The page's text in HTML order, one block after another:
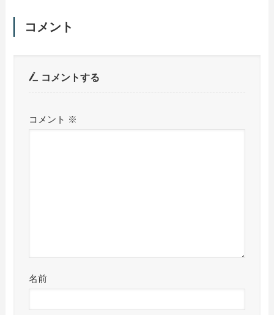
コメント
コメントする
コメント ※
名前